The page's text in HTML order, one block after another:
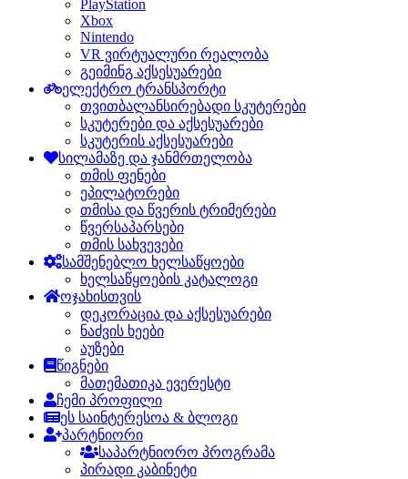
PlayStation
Xbox
Nintendo
VR ვირტუალური რეალობა
გეიმინგ აქსესუარები
ელექტრო ტრანსპორტი
თვითბალანსირებადი სკუტერები
სკუტერები და აქსესუარები
სკუტერის აქსესუარები
სილამაზე და ჯანმრთელობა
თმის ფენები
ეპილატორები
თმისა და წვერის ტრიმერები
წვერსაპარსები
თმის სახვევები
სამშენებლო ხელსაწყოები
ხელსაწყოების კატალოგი
ოჯახისთვის
დეკორაცია და აქსესუარები
ნაძვის ხეები
აუზები
წიგნები
მათემათიკა ევერესტი
ჩემი პროფილი
ეს საინტერესოა & ბლოგი
პარტნიორი
საპარტნიორო პროგრამა
პირადი კაბინეტი